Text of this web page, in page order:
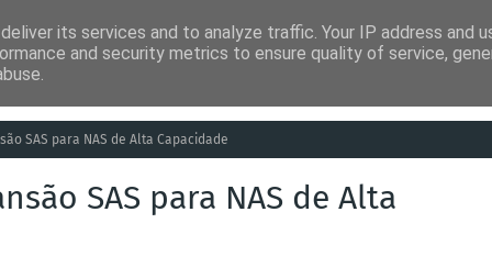
Análises Entretenimento Humor Saúde
SAS para NAS de Alta Capacidade
SAS para NAS de Alta
its services and to analyze traffic. Your IP address and
and security metrics to ensure quality of service,